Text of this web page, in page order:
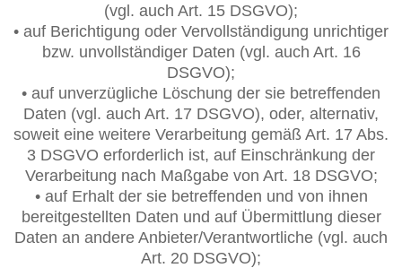
(vgl. auch Art. 15 DSGVO);
• auf Berichtigung oder Vervollständigung unrichtiger
bzw. unvollständiger Daten (vgl. auch Art. 16
DSGVO);
• auf unverzügliche Löschung der sie betreffenden
Daten (vgl. auch Art. 17 DSGVO), oder, alternativ,
soweit eine weitere Verarbeitung gemäß Art. 17 Abs.
3 DSGVO erforderlich ist, auf Einschränkung der
Verarbeitung nach Maßgabe von Art. 18 DSGVO;
• auf Erhalt der sie betreffenden und von ihnen
bereitgestellten Daten und auf Übermittlung dieser
Daten an andere Anbieter/Verantwortliche (vgl. auch
Art. 20 DSGVO);